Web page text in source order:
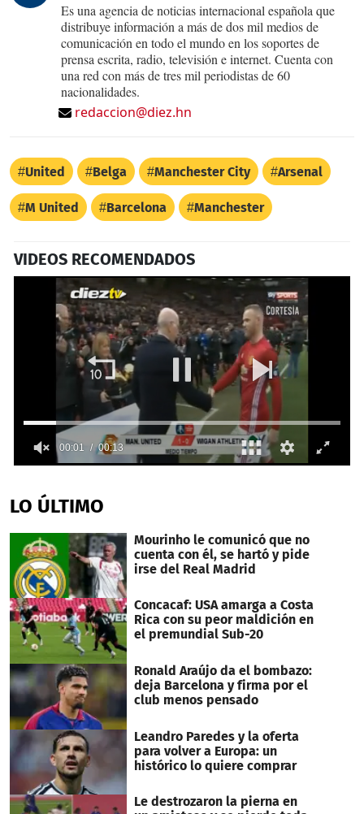
Es una agencia de noticias internacional española que
distribuye información a más de dos mil medios de
comunicación en todo el mundo en los soportes de
prensa escrita, radio, televisión e internet. Cuenta con
una red con más de tres mil periodistas de 60
nacionalidades.
redaccion@diez.hn
United Belga Manchester City Arsenal
M United Barcelona Manchester
VIDEOS RECOMENDADOS
of
13
LO ÚLTIMO
Mourinho le comunicó que no
cuenta con él, se hartó y pide
irse del Real Madrid
Concacaf: USA amarga a Costa
Rica con su peor maldición en
el premundial Sub-20
Ronald Araújo da el bombazo:
deja Barcelona y firma por el
club menos pensado
Leandro Paredes y la oferta
para volver a Europa: un
histórico lo quiere comprar
Le destrozaron la pierna en